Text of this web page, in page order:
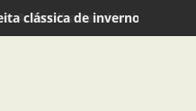
clássica de inverno
A Escolha Saudável e